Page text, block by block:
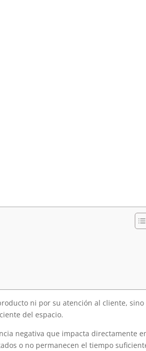
ni por su atención al cliente,
del espacio.
negativa que impacta directamente
o no permanecen el tiempo